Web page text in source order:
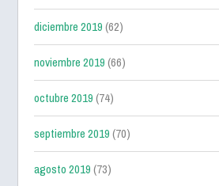
diciembre 2019(62)
noviembre 2019(66)
octubre 2019(74)
septiembre 2019(70)
agosto 2019(73)